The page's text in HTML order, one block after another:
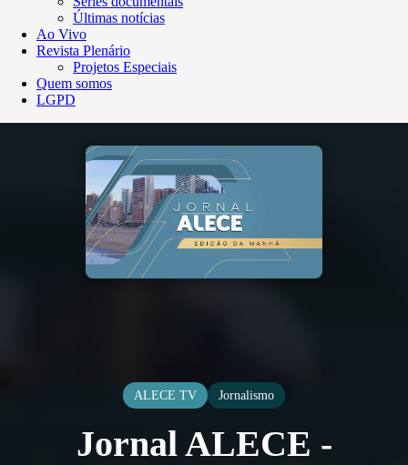
Últimas notícias
Ao Vivo
Revista Plenário
Projetos Especiais
Quem somos
LGPD
ALECE TV Jornalismo
Jornal ALECE -